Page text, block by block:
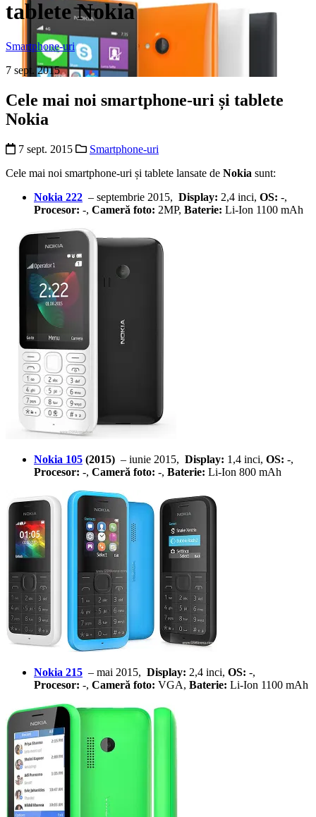
tablete Nokia
Smartphone-uri
7 sept. 2015
Cele mai noi smartphone-uri și tablete
Nokia
7 sept. 2015
Smartphone-uri
Cele mai noi smartphone-uri și tablete lansate de Nokia sunt:
Nokia 222 – septembrie 2015, Display: 2,4 inci, OS: -,
Procesor: -, Cameră foto: 2MP, Baterie: Li-Ion 1100 mAh
Nokia 105 (2015) – iunie 2015, Display: 1,4 inci, OS: -,
Procesor: -, Cameră foto: -, Baterie: Li-Ion 800 mAh
Nokia 215 – mai 2015, Display: 2,4 inci, OS: -,
Procesor: -, Cameră foto: VGA, Baterie: Li-Ion 1100 mAh